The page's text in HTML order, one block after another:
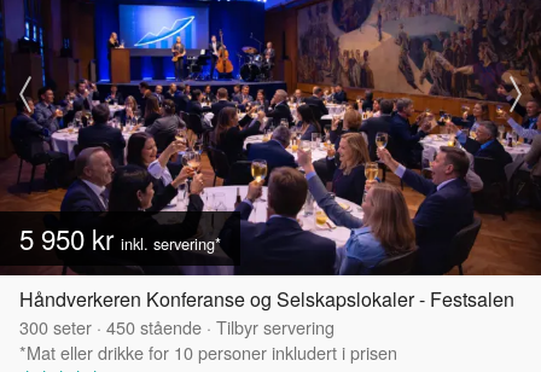
5 950 kr inkl. servering*
Håndverkeren Konferanse og Selskapslokaler - Festsalen
300seter · 450stående · Tilbyr servering
*Mat eller drikke for 10 personer inkludert i prisen